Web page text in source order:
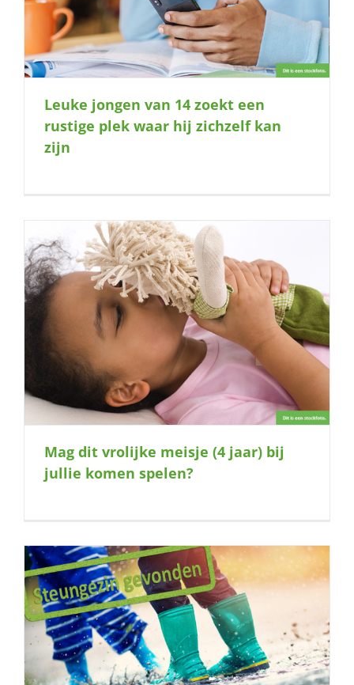
Leuke jongen van 14 zoekt een
rustige plek waar hij zichzelf kan
zijn
Mag dit vrolijke meisje (4 jaar) bij
jullie komen spelen?